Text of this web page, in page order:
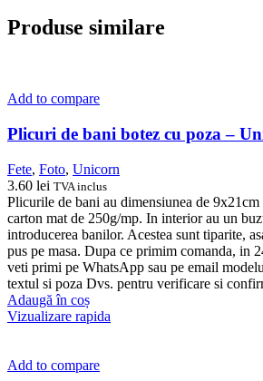
Produse similare
Add to compare
Plicuri de bani botez cu poza –
Fete, Foto, Unicorn
3.60 lei TVA inclus
Plicurile de bani au dimensiunea de 9x21cm
carton mat de 250g/mp. In interior au un
introducerea banilor. Acestea sunt tiparite,
pus pe masa. Dupa ce primim comanda, in
veti primi pe WhatsApp sau pe email
textul si poza Dvs. pentru verificare si
Adaugă în coș
Vizualizare rapida
Add to compare